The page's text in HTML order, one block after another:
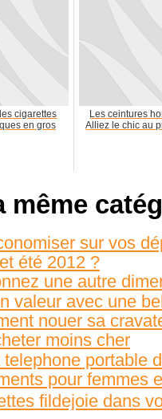
cigarettes
en gros
Les ceintures
Alliez le chic au
même
sur vos
été 2012 ?
une autre
valeur avec une
nouer sa
moins cher
portable
pour femmes
fildejoie dans